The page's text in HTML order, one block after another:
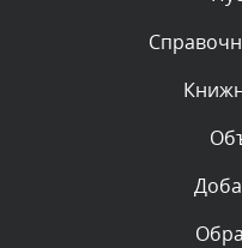
Текст комментария
администратором.
Комментарий
Текст комментария
администратором.